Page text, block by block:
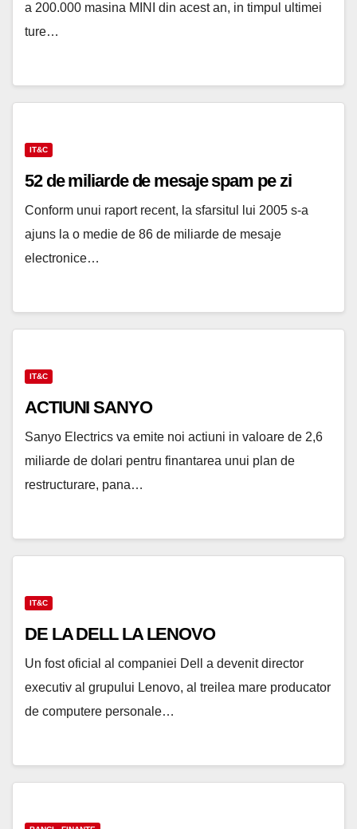
a 200.000 masina MINI din acest an, in timpul ultimei
ture…
IT&C
52 de miliarde de mesaje spam pe zi
Conform unui raport recent, la sfarsitul lui 2005 s-a
ajuns la o medie de 86 de miliarde de mesaje
electronice…
IT&C
ACTIUNI SANYO
Sanyo Electrics va emite noi actiuni in valoare de 2,6
miliarde de dolari pentru finantarea unui plan de
restructurare, pana…
IT&C
DE LA DELL LA LENOVO
Un fost oficial al companiei Dell a devenit director
executiv al grupului Lenovo, al treilea mare producator
de computere personale…